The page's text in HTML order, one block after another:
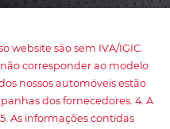
website são sem IVA/IGIC.
corresponder ao modelo
nossos automóveis estão
dos fornecedores. 4. A
As informações contidas